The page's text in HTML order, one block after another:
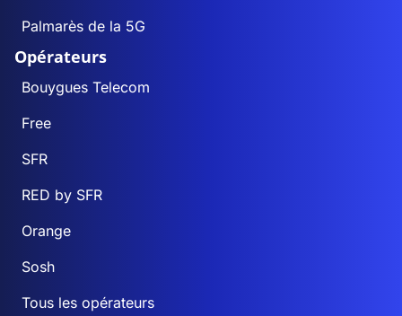
Palmarès de la 5G
Opérateurs
Bouygues Telecom
Free
SFR
RED by SFR
Orange
Sosh
Tous les opérateurs